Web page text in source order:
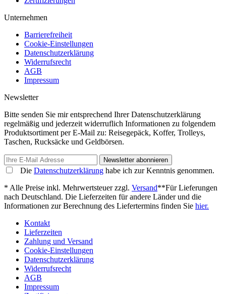
Unternehmen
Barrierefreiheit
Cookie-Einstellungen
Datenschutzerklärung
Widerrufsrecht
AGB
Impressum
Newsletter
Bitte senden Sie mir entsprechend Ihrer Datenschutzerklärung
regelmäßig und jederzeit widerruflich Informationen zu folgendem
Produktsortiment per E-Mail zu: Reisegepäck, Koffer, Trolleys,
Taschen, Rucksäcke und Geldbörsen.
Newsletter abonnieren
Die Datenschutzerklärung habe ich zur Kenntnis genommen.
* Alle Preise inkl. Mehrwertsteuer zzgl. Versand**Für Lieferungen
nach Deutschland. Die Lieferzeiten für andere Länder und die
Informationen zur Berechnung des Liefertermins finden Sie hier.
Kontakt
Lieferzeiten
Zahlung und Versand
Cookie-Einstellungen
Datenschutzerklärung
Widerrufsrecht
AGB
Impressum